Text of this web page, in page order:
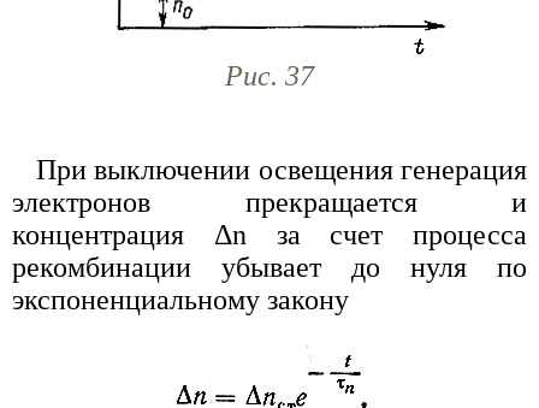
Рис. 37
При выключении освещения генерация
электронов прекращается и
концентрация Δn за счет процесса
рекомбинации убывает до нуля по
экспоненциальному закону